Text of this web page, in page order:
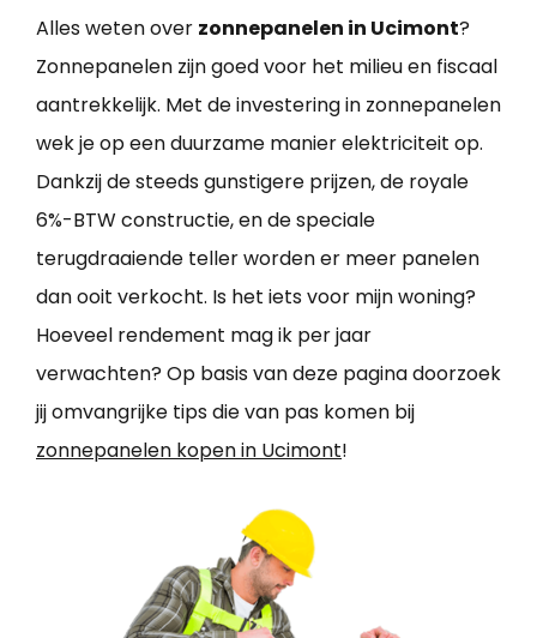
Alles weten over zonnepanelen in Ucimont?
Zonnepanelen zijn goed voor het milieu en fiscaal
aantrekkelijk. Met de investering in zonnepanelen
wek je op een duurzame manier elektriciteit op.
Dankzij de steeds gunstigere prijzen, de royale
6%-BTW constructie, en de speciale
terugdraaiende teller worden er meer panelen
dan ooit verkocht. Is het iets voor mijn woning?
Hoeveel rendement mag ik per jaar
verwachten? Op basis van deze pagina doorzoek
jij omvangrijke tips die van pas komen bij
zonnepanelen kopen in Ucimont!